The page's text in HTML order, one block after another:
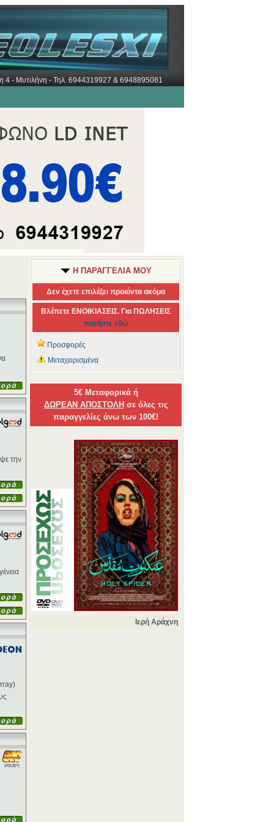
4 - Μυτιλήνη - Τηλ. 6944319927 & 6948895081
την
Η ΠΑΡΑΓΓΕΛΙΑ ΜΟΥ
Δεν έχετε επιλέξει προιόντα ακόμα
Βλέπετε ΕΝΟΙΚΙΑΣΕΙΣ. Για ΠΩΛΗΣΕΙΣ
πατήστε εδώ
Προσφορές
Μεταχειρισμένα
5€ Μεταφορικά ή
ΔΩΡΕΑΝ ΑΠΟΣΤΟΛΗ σε όλες τις
παραγγελίες άνω των 100€!
Ιερή Αράχνη